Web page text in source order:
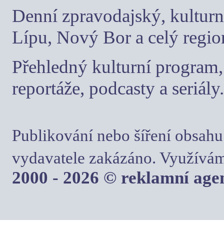
Denní zpravodajský,
Lípu, Nový Bor a celý
Přehledný kulturní
reportáže, podcasty a seriály.
Publikování nebo šíření
vydavatele zakázáno.
2000 - 2026 © reklamní